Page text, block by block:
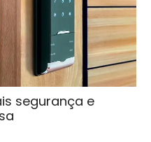
segurança e